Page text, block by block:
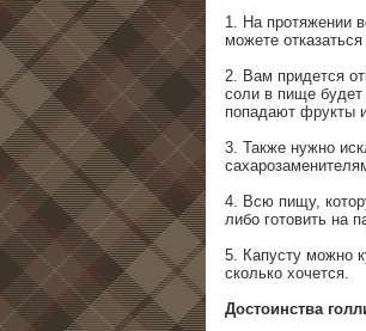
1. На протяжении
можете
2. Вам придется
соли в пище будет
попадают фрукты
3. Также нужно
4. Всю пищу,
либо готовить на
5. Капусту можно
сколько хочется.
Достоинства